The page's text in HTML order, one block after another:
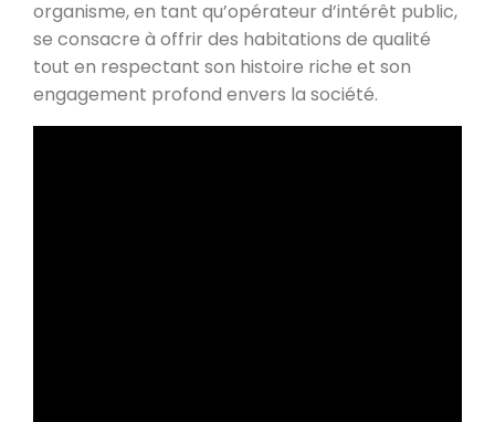
organisme, en tant qu’opérateur d’intérêt public,
se consacre à offrir des habitations de qualité
tout en respectant son histoire riche et son
engagement profond envers la société.